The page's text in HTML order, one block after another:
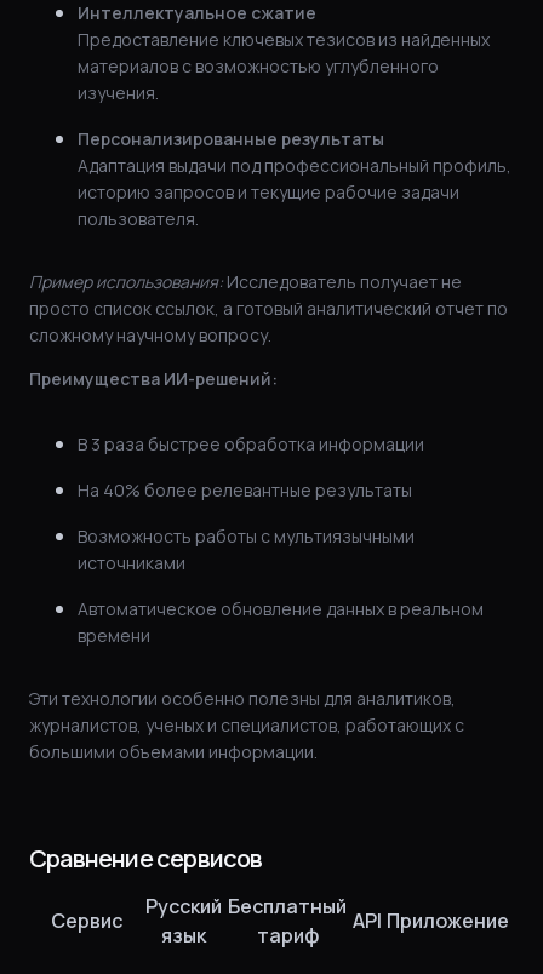
Интеллектуальное сжатие
Предоставление ключевых тезисов из найденных
материалов с возможностью углубленного
изучения.
Персонализированные результаты
Адаптация выдачи под профессиональный профиль,
историю запросов и текущие рабочие задачи
пользователя.
Пример использования: Исследователь получает не
просто список ссылок, а готовый аналитический отчет по
сложному научному вопросу.
Преимущества ИИ-решений:
В 3 раза быстрее обработка информации
На 40% более релевантные результаты
Возможность работы с мультиязычными
источниками
Автоматическое обновление данных в реальном
времени
Эти технологии особенно полезны для аналитиков,
журналистов, ученых и специалистов, работающих с
большими объемами информации.
Сравнение сервисов
Сервис
Русский
язык
Бесплатный
тариф
API Приложение